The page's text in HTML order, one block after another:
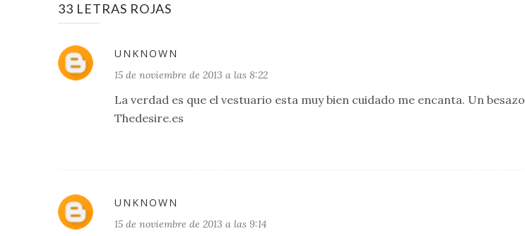
33 LETRAS ROJAS
UNKNOWN
15 de noviembre de 2013 a las 8:22
La verdad es que el vestuario esta muy bien cuidado me encanta. Un besazo
Thedesire.es
UNKNOWN
15 de noviembre de 2013 a las 9:14